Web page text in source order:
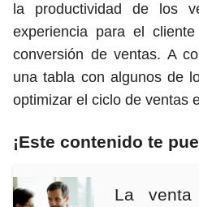
la productividad de los
experiencia para el
conversión de ventas. A
una tabla con algunos de
optimizar el ciclo de ventas
¡Este contenido te
La venta